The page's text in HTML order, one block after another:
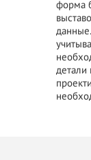
форма
детали